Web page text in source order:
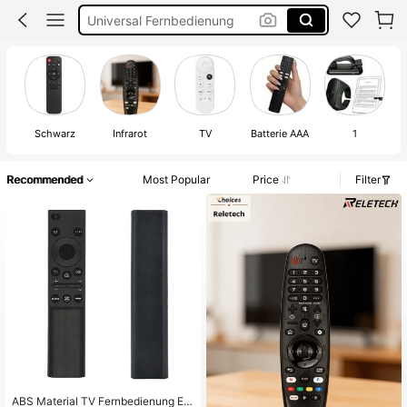
Universal Fernbedienung
Lg Fernbedienung
Fernbedingung
Schwarz Infrarot TV Batterie AAA 1
Recommended Most Popular Price Filter
ABS Material TV Fernbedienung Ers